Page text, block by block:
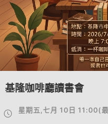
基隆咖啡廳讀書會
星期五,七月 10日 11:00(